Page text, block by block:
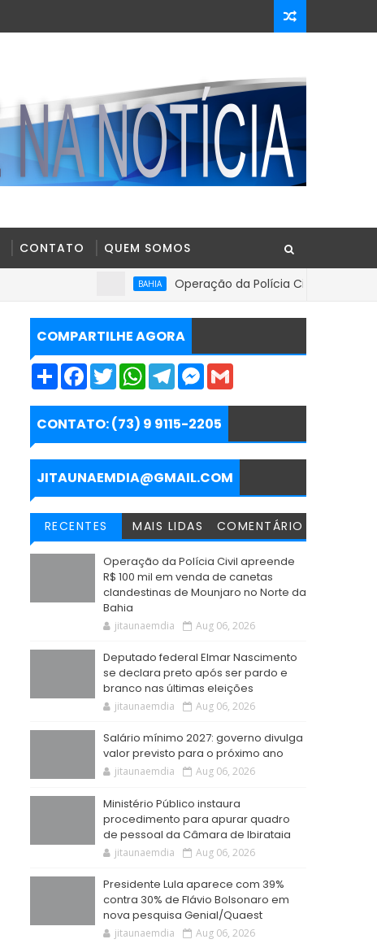
CONTATO QUEM SOMOS
Operação da Polícia Civil apreende R$
COMPARTILHE AGORA
S
r
e
F
e
b
o
k
T
w
t
t
e
r
W
t
s
p
p
T
e
g
a
m
M
s
e
g
e
r
i
CONTATO: (73) 9 9115-2205
JITAUNAEMDIA@GMAIL.COM
RECENTES MAIS LIDAS COMENTÁRIO
Operação da Polícia Civil apreende
R$ 100 mil em venda de canetas
clandestinas de Mounjaro no Norte da
Bahia
jitaunaemdia Aug 06, 2026
Deputado federal Elmar Nascimento
se declara preto após ser pardo e
branco nas últimas eleições
jitaunaemdia Aug 06, 2026
Salário mínimo 2027: governo divulga
valor previsto para o próximo ano
jitaunaemdia Aug 06, 2026
Ministério Público instaura
procedimento para apurar quadro
de pessoal da Câmara de Ibirataia
jitaunaemdia Aug 06, 2026
Presidente Lula aparece com 39%
contra 30% de Flávio Bolsonaro em
nova pesquisa Genial/Quaest
jitaunaemdia Aug 06, 2026